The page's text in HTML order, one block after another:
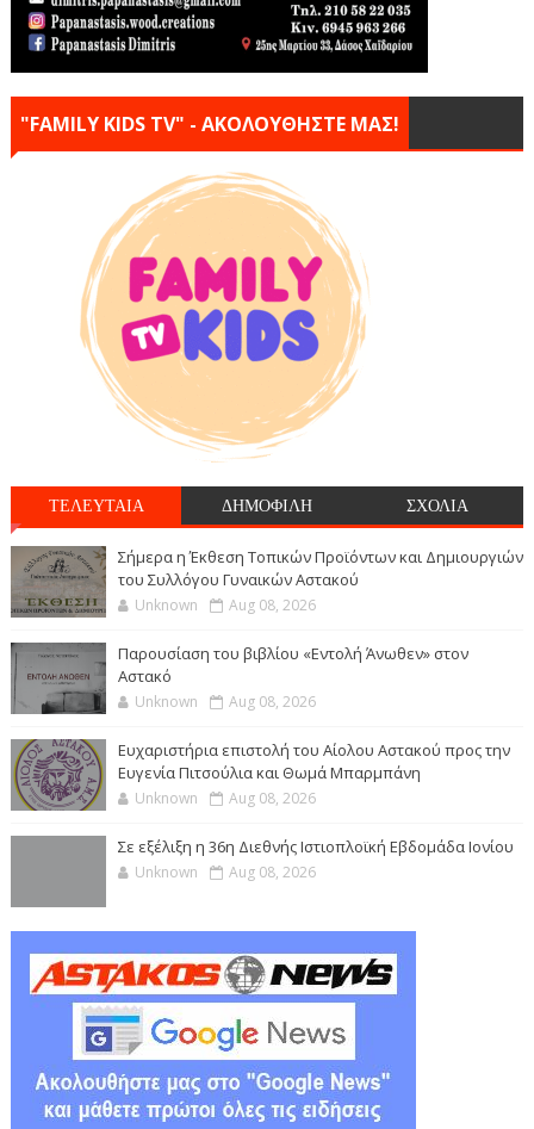
"FAMILY KIDS TV" - ΑΚΟΛΟΥΘΗΣΤΕ ΜΑΣ!
ΤΕΛΕΥΤΑΙΑ ΔΗΜΟΦΙΛΗ ΣΧΟΛΙΑ
Σήμερα η Έκθεση Τοπικών Προϊόντων και Δημιουργιών
του Συλλόγου Γυναικών Αστακού
Unknown Aug 08, 2026
Παρουσίαση του βιβλίου «Εντολή Άνωθεν» στον
Αστακό
Unknown Aug 08, 2026
Ευχαριστήρια επιστολή του Αίολου Αστακού προς την
Ευγενία Πιτσούλια και Θωμά Μπαρμπάνη
Unknown Aug 08, 2026
Σε εξέλιξη η 36η Διεθνής Ιστιοπλοϊκή Εβδομάδα Ιονίου
Unknown Aug 08, 2026